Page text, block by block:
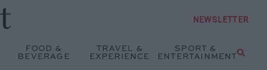
NEWSLETTER
FOOD &
BEVERAGE
TRAVEL &
EXPERIENCE
SPORT &
ENTERTAINMENT